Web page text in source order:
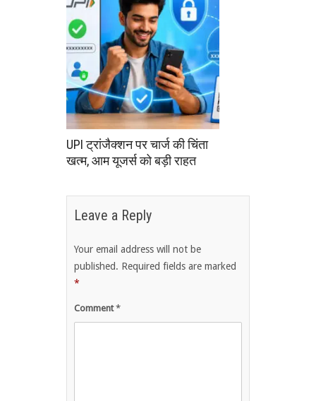
UPI ट्रांजैक्शन पर चार्ज की चिंता
खत्म, आम यूजर्स को बड़ी राहत
Leave a Reply
Your email address will not be
published. Required fields are marked
*
Comment*